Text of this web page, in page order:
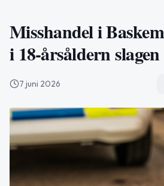
Misshandel i
i 18-årsåldern slagen
7 juni 2026